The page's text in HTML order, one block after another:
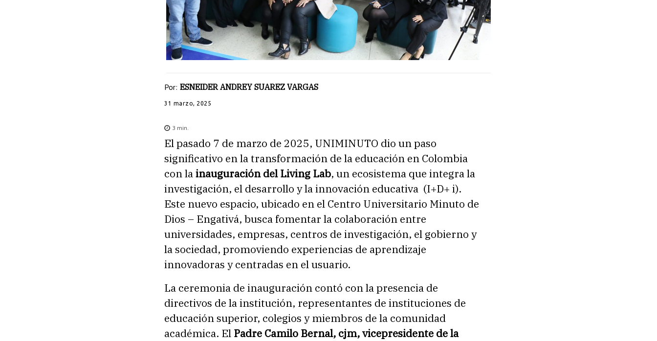
Por: ESNEIDER ANDREY SUAREZ VARGAS
31 marzo, 2025
3 min.
El pasado 7 de marzo de 2025, UNIMINUTO dio un paso
significativo en la transformación de la educación en Colombia
con la inauguración del Living Lab, un ecosistema que integra la
investigación, el desarrollo y la innovación educativa (I+D+ i).
Este nuevo espacio, ubicado en el Centro Universitario Minuto de
Dios – Engativá, busca fomentar la colaboración entre
universidades, empresas, centros de investigación, el gobierno y
la sociedad, promoviendo experiencias de aprendizaje
innovadoras y centradas en el usuario.
La ceremonia de inauguración contó con la presencia de
directivos de la institución, representantes de instituciones de
educación superior, colegios y miembros de la comunidad
académica. El Padre Camilo Bernal, cjm, vicepresidente de la